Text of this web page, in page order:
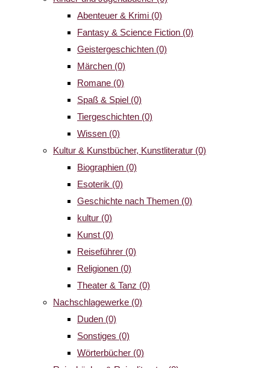
Abenteuer & Krimi (0)
Fantasy & Science Fiction (0)
Geistergeschichten (0)
Märchen (0)
Romane (0)
Spaß & Spiel (0)
Tiergeschichten (0)
Wissen (0)
Kultur & Kunstbücher, Kunstliteratur (0)
Biographien (0)
Esoterik (0)
Geschichte nach Themen (0)
kultur (0)
Kunst (0)
Reiseführer (0)
Religionen (0)
Theater & Tanz (0)
Nachschlagewerke (0)
Duden (0)
Sonstiges (0)
Wörterbücher (0)